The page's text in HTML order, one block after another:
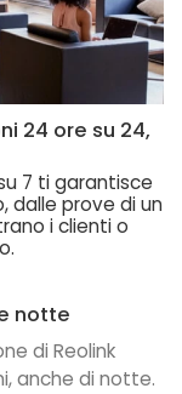
24 ore su 24,
7 ti garantisce
dalle prove di un
i clienti o
notte
di Reolink
anche di notte.